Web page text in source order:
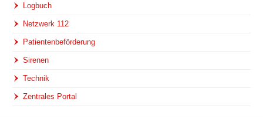
Logbuch
Netzwerk 112
Patientenbeförderung
Sirenen
Technik
Zentrales Portal